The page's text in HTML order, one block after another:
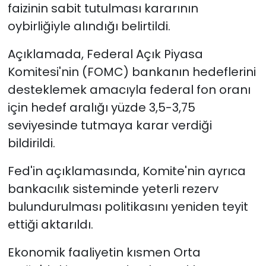
faizinin sabit tutulması kararının
oybirliğiyle alındığı belirtildi.
Açıklamada, Federal Açık Piyasa
Komitesi'nin (FOMC) bankanın hedeflerini
desteklemek amacıyla federal fon oranı
için hedef aralığı yüzde 3,5-3,75
seviyesinde tutmaya karar verdiği
bildirildi.
Fed'in açıklamasında, Komite'nin ayrıca
bankacılık sisteminde yeterli rezerv
bulundurulması politikasını yeniden teyit
ettiği aktarıldı.
Ekonomik faaliyetin kısmen Orta